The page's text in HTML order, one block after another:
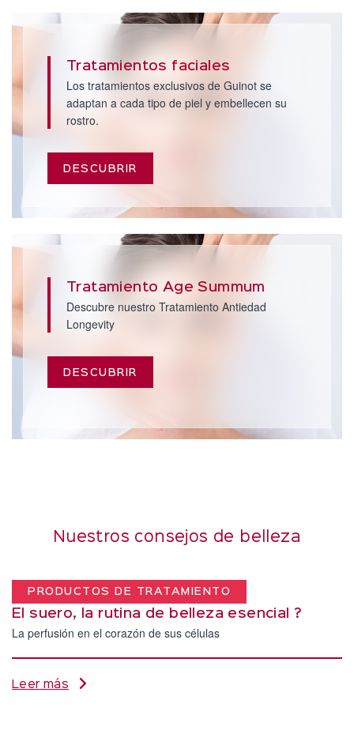
Tratamientos faciales
Los tratamientos exclusivos de Guinot se
adaptan a cada tipo de piel y embellecen su
rostro.
DESCUBRIR
Tratamiento Age Summum
Descubre nuestro Tratamiento Antiedad
Longevity
DESCUBRIR
Nuestros consejos de belleza
PRODUCTOS DE TRATAMIENTO
El suero, la rutina de belleza esencial ?
La perfusión en el corazón de sus células
Leer más